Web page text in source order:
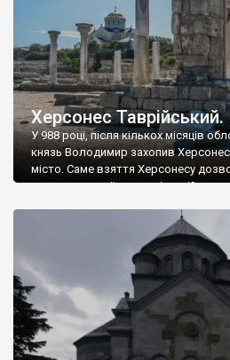
Херсонес
У 988 році, після кількох місяців
князь Володимир захопив Херсонес,
місто. Саме взяття Херсонесу
диктувати свої умови
Херсонесі Володимир-язичник,
А потім було Хрещення Русі. На